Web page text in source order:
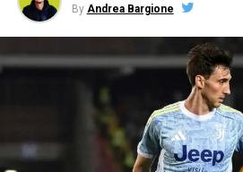
By Andrea Bargione